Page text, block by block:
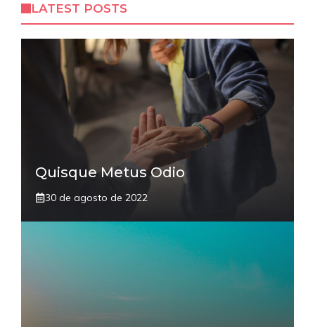
LATEST POSTS
Quisque Metus Odio
30 de agosto de 2022